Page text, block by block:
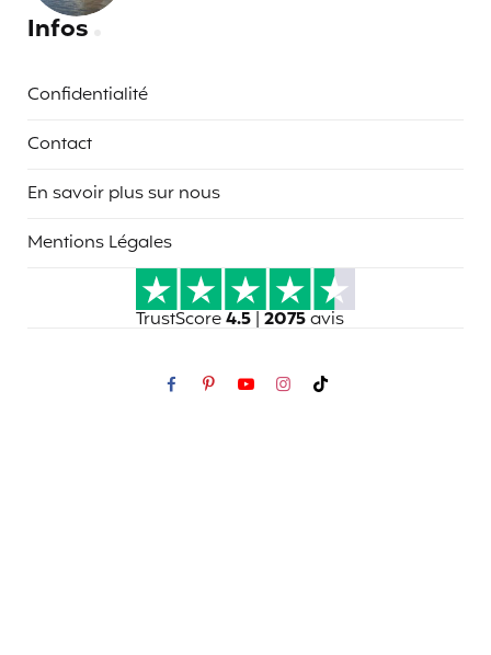
Infos
Confidentialité
Contact
En savoir plus sur nous
Mentions Légales
TrustScore4.5 | 2075avis